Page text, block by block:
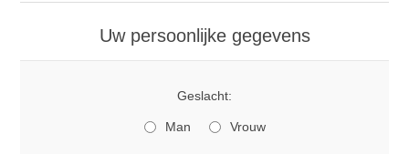
Uw persoonlijke gegevens
Geslacht:
Man Vrouw